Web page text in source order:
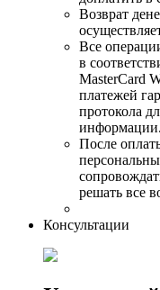
Возврат
Все
в
MasterCard
платежей
протокола
информации.
После
решать все
Консультации